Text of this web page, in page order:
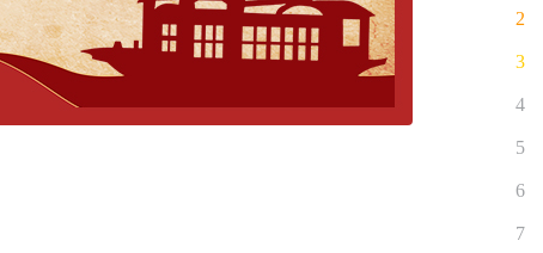
2
3
4
5
6
7